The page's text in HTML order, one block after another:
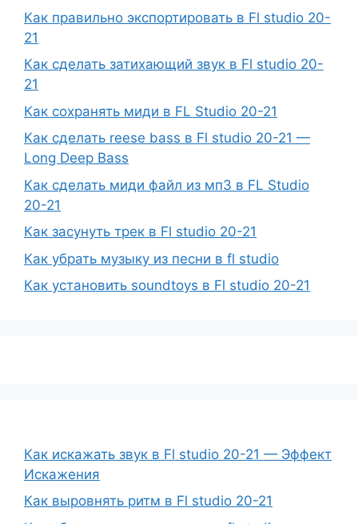
Как правильно экспортировать в Fl studio 20-
21
Как сделать затихающий звук в Fl studio 20-
21
Как сохранять миди в FL Studio 20-21
Как сделать reese bass в Fl studio 20-21 —
Long Deep Bass
Как сделать миди файл из мп3 в FL Studio
20-21
Как засунуть трек в Fl studio 20-21
Как убрать музыку из песни в fl studio
Как установить soundtoys в Fl studio 20-21
Как искажать звук в Fl studio 20-21 — Эффект
Искажения
Как выровнять ритм в Fl studio 20-21